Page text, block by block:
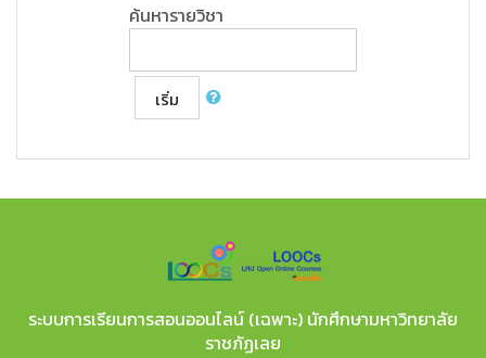
ค้นหารายวิชา
เริ่ม
ระบบการเรียนการสอนออนไลน์ (เฉพาะ) นักศึกษามหาวิทยาลัย
ราชภัฏเลย